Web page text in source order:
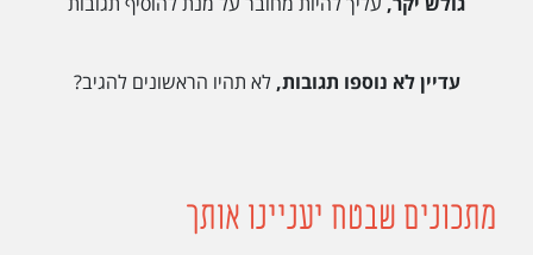
עדיין לא נוספו תגובות,לא תהיו הראשונים להגיב?
מתכונים שבטח יעניינו אותך